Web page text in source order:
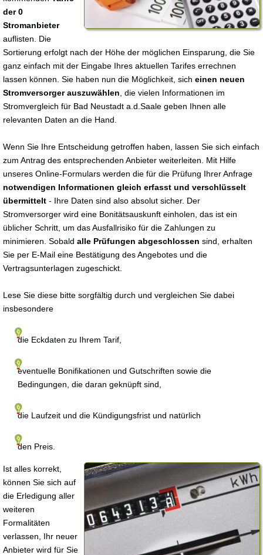
der 0
Stromanbieter
auflisten. Die
Sortierung erfolgt nach der Höhe der möglichen Einsparung, die Sie
ganz einfach mit der Eingabe Ihres aktuellen Tarifes errechnen
lassen können. Sie haben nun die Möglichkeit, sich einen neuen
Stromversorger auszuwählen , die vielen Informationen im
Stromvergleich für Bad Neustadt a.d.Saale geben Ihnen alle
relevanten Daten an die Hand.
Wenn Sie Ihre Entscheidung getroffen haben, lassen Sie sich einfach
zum Antrag des entsprechenden Anbieter weiterleiten. Mit Hilfe
unseres Online-Formulars werden die für die Prüfung Ihrer Anfrage
notwendigen Informationen gleich erfasst und verschlüsselt
übermittelt - Ihre Daten sind also absolut sicher. Der
Stromversorger wird eine Bonitätsauskunft einholen, das ist ein
üblicher Schritt, um das Ausfallrisiko für die Zahlungen zu
minimieren. Sobald alle Prüfungen abgeschlossen sind, erhalten
Sie per E-Mail eine Bestätigung des Angebotes und die
Vertragsunterlagen zugeschickt.
Lese Sie diese bitte sorgfältig durch und vergleichen Sie dabei
insbesondere
die Eckdaten zu Ihrem Tarif,
eventuelle Bonifikationen und Gutschriften sowie die
Bedingungen, die daran geknüpft sind,
die Laufzeit und die Kündigungsfrist und natürlich
den Preis.
Ist alles korrekt,
können Sie sich auf
die Erledigung aller
weiteren
Formalitäten
verlassen, Ihr neuer
Anbieter wird für Sie